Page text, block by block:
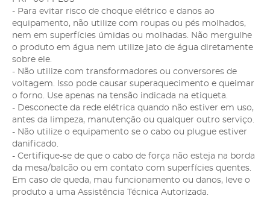
- Para evitar risco de choque elétrico e danos ao
equipamento, não utilize com roupas ou pés molhados,
nem em superfícies úmidas ou molhadas. Não mergulhe
o produto em água nem utilize jato de água diretamente
sobre ele.
- Não utilize com transformadores ou conversores de
voltagem. Isso pode causar superaquecimento e queimar
o forno. Use apenas na tensão indicada na etiqueta.
- Desconecte da rede elétrica quando não estiver em uso,
antes da limpeza, manutenção ou qualquer outro serviço.
- Não utilize o equipamento se o cabo ou plugue estiver
danificado.
- Certifique-se de que o cabo de força não esteja na borda
da mesa/balcão ou em contato com superfícies quentes.
Em caso de queda, mau funcionamento ou danos, leve o
produto a uma Assistência Técnica Autorizada.